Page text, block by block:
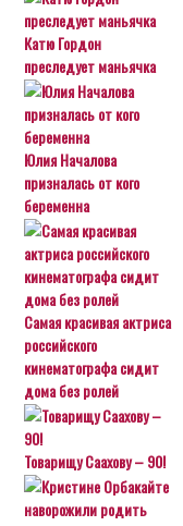
Катю Гордон
преследует маньячка
Юлия Началова
призналась от кого
беременна
Самая красивая актриса
российского
кинематографа сидит
дома без ролей
Товарищу Саахову – 90!